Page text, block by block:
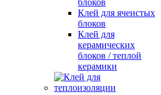
блоков
Клей для ячеистых
блоков
Клей для
керамических
блоков / теплой
керамики